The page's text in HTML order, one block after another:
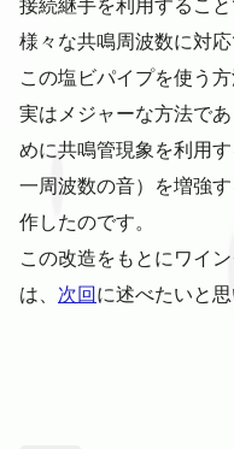
接続継手を利用するこ
様々な共鳴周波数に対
この塩ビパイプを使う
実はメジャーな方法で
めに共鳴管現象を利用
一周波数の音）を増強
作したのです。
この改造をもとにワイ
は、 次回 に述べたいと思